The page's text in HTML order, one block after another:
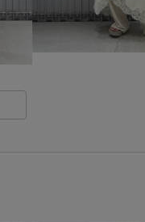
立体的 華やか 薄手